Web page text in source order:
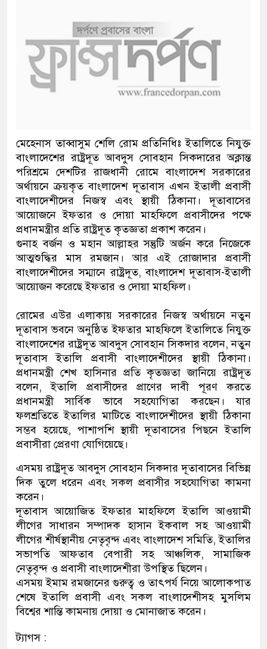
মেহেনাস তাব্বাসুম শেলি রোম প্রতিনিধিঃ ইতালিতে নিযুক্ত
বাংলাদেশের রাষ্ট্রদূত আবদুস সোবহান সিকদারের অক্লান্ত
পরিশ্রমে দেশটির রাজধানী রোমে বাংলাদেশ সরকারের
অর্থায়নে ক্রয়কৃত বাংলাদেশ দূতাবাস এখন ইতালী প্রবাসী
বাংলাদেশীদের নিজস্ব এবং স্থায়ী ঠিকানা। দূতাবাসের
আয়োজনে ইফতার ও দোয়া মাহফিলে প্রবাসীদের পক্ষে
প্রধানমন্ত্রীর প্রতি রাষ্ট্রদূত কৃতজ্ঞতা প্রকাশ করেন।
গুনাহ বর্জন ও মহান আল্লাহর সন্তুটি অর্জন করে নিজেকে
আত্মশুদ্ধির মাস রমজান। আর এই রোজাদার প্রবাসী
বাংলাদেশীদের সম্মানে রাষ্ট্রদূত, বাংলাদেশ দূতাবাস-ইতালী
আয়োজন করেছে ইফতার ও দোয়া মাহফিল।
রোমের এউর এলাকায় সরকারের নিজস্ব অর্থায়নে নতুন
দূতাবাস ভবনে অনুষ্ঠিত ইফতার মাহফিলে ইতালিতে নিযুক্ত
বাংলাদেশের রাষ্ট্রদূত আবদুস সোবহান সিকদার বলেন, নতুন
দূতাবাস ইতালি প্রবাসী বাংলাদেশীদের স্থায়ী ঠিকানা।
প্রধানমন্ত্রী শেখ হাসিনার প্রতি কৃতজ্ঞতা জানিয়ে রাষ্ট্রদূত
বলেন, ইতালি প্রবাসীদের প্রাণের দাবী পূরণ করতে
প্রধানমন্ত্রী সার্বিক ভাবে সহযোগিতা করছেন। যার
ফলশ্রতিতে ইতালির মাটিতে বাংলাদেশীদের স্থায়ী ঠিকানা
সম্ভব হয়েছে, পাশাপশি স্থায়ী দূতাবাসের পিছনে ইতালি
প্রবাসীরা প্রেরণা যোগিয়েছে।
এসময় রাষ্ট্রদূত আবদুস সোবহান সিকদার দূতাবাসের বিভিন্ন
দিক তুলে ধরেন এবং সকল প্রবাসীর সহযোগিতা কামনা
করেন।
দূতাবাস আয়োজিত ইফতার মাহফিলে ইতালি আওয়ামী
লীগের সাধারন সম্পাদক হাসান ইকবাল সহ আওয়ামী
লীগের শীর্ষস্থানীয় নেতৃবৃন্দ এবং বাংলাদেশ সমিতি, ইতালির
সভাপতি আফতাব বেপারী সহ আঞ্চলিক, সামাজিক
নেতৃবৃন্দ ও প্রবাসী বাংলাদেশীরা উপস্থিত ছিলেন।
এসময় ইমাম রমজানের গুরুত্ব ও তাৎপর্য নিয়ে আলোকপাত
শেষে ইতালি প্রবাসী এবং সকল বাংলাদেশীসহ মুসলিম
বিশ্বের শান্তি কামনায় দোয়া ও মোনাজাত করেন।
ট্যাগস :